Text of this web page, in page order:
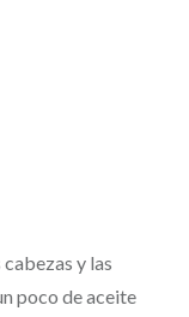
y las
poco de aceite